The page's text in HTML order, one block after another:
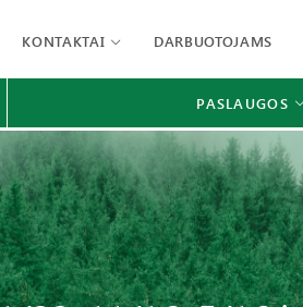
KONTAKTAI DARBUOTOJAMS
PASLAUGOS